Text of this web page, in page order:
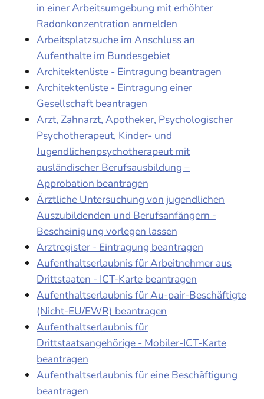
in einer Arbeitsumgebung mit erhöhter
Radonkonzentration anmelden
Arbeitsplatzsuche im Anschluss an
Aufenthalte im Bundesgebiet
Architektenliste - Eintragung beantragen
Architektenliste - Eintragung einer
Gesellschaft beantragen
Arzt, Zahnarzt, Apotheker, Psychologischer
Psychotherapeut, Kinder- und
Jugendlichenpsychotherapeut mit
ausländischer Berufsausbildung –
Approbation beantragen
Ärztliche Untersuchung von jugendlichen
Auszubildenden und Berufsanfängern -
Bescheinigung vorlegen lassen
Arztregister - Eintragung beantragen
Aufenthaltserlaubnis für Arbeitnehmer aus
Drittstaaten - ICT-Karte beantragen
Aufenthaltserlaubnis für Au-pair-Beschäftigte
(Nicht-EU/EWR) beantragen
Aufenthaltserlaubnis für
Drittstaatsangehörige - Mobiler-ICT-Karte
beantragen
Aufenthaltserlaubnis für eine Beschäftigung
beantragen